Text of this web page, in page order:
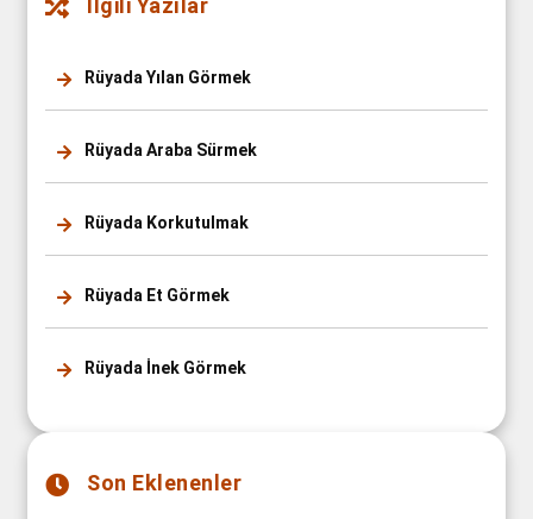
İlgili Yazılar
Rüyada Yılan Görmek
Rüyada Araba Sürmek
Rüyada Korkutulmak
Rüyada Et Görmek
Rüyada İnek Görmek
Son Eklenenler